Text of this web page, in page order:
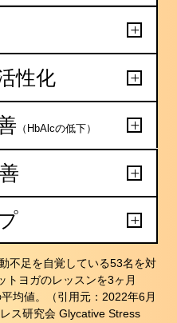
性化
（HbAlcの低下）
不足を自覚している53名を対
トヨガのレッスンを3ヶ月
均値。（引用元：2022年6月
ス研究会 Glycative Stress